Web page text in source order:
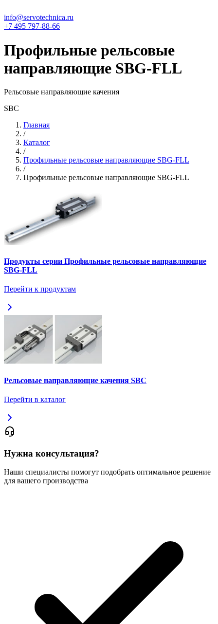
info@servotechnica.ru
+7 495 797-88-66
Профильные рельсовые
направляющие SBG-FLL
Рельсовые направляющие качения
SBC
Главная
/
Каталог
/
Профильные рельсовые направляющие SBG-FLL
/
Профильные рельсовые направляющие SBG-FLL
Продукты серии Профильные рельсовые направляющие
SBG-FLL
Перейти к продуктам
Рельсовые направляющие качения SBC
Перейти в каталог
Нужна консультация?
Наши специалисты помогут подобрать оптимальное решение
для вашего производства